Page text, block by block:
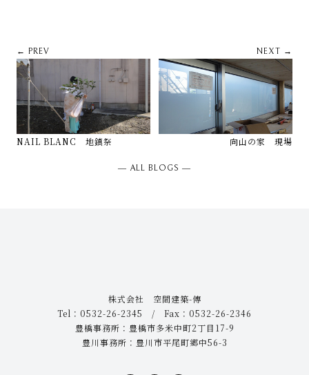
← PREV
NAIL BLANC 地鎮祭
NEXT →
向山の家 現場
― ALL BLOGS ―
株式会社 空間建築-傳
Tel：0532-26-2345 / Fax：0532-26-2346
豊橋事務所：豊橋市多米中町2丁目17-9
豊川事務所：豊川市平尾町郷中56-3